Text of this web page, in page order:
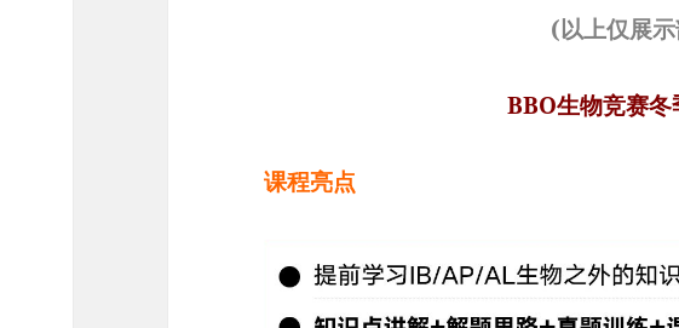
(以上仅展
BBO生物竞赛
课程亮点